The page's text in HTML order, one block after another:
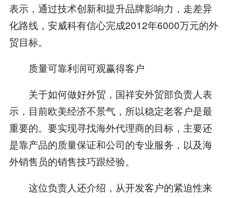
表示，通过技术创新和提升品牌影响力，走差异
化路线，安威科有信心完成2012年6000万元的外
贸目标。
质量可靠利润可观赢得客户
关于如何做好外贸，国祥安外贸部负责人表
示，目前欧美经济不景气，所以稳定老客户是最
重要的。要实现寻找海外代理商的目标，主要还
是靠产品的质量保证和公司的专业服务，以及海
外销售员的销售技巧跟经验。
这位负责人还介绍，从开发客户的紧迫性来